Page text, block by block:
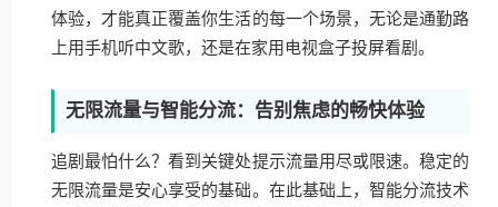
体验，才能真正覆盖你生活的每一个场景，无论是通勤路
上用手机听中文歌，还是在家用电视盒子投屏看剧。
无限流量与智能分流：告别焦虑的畅快体验
追剧最怕什么？看到关键处提示流量用尽或限速。稳定的
无限流量是安心享受的基础。在此基础上，智能分流技术